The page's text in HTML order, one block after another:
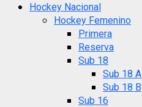
Hockey Nacional
Hockey Femenino
Primera
Reserva
Sub 18
Sub 18 A
Sub 18 B
Sub 16